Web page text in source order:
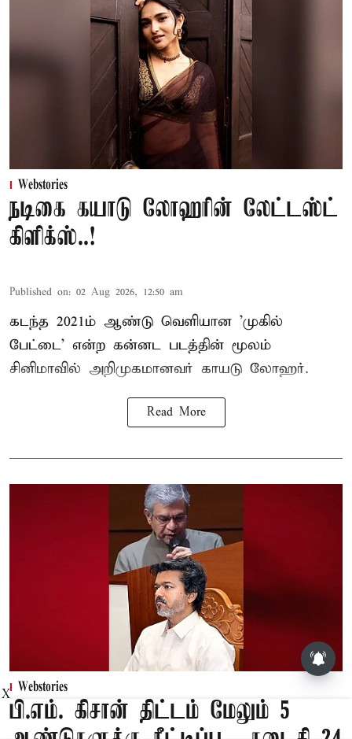
Webstories
நடிகை கயாடு லோஹரின் லேட்டஸ்ட்
கிளிக்ஸ்..!
Published on: 02 Aug 2026, 12:50 am
கடந்த 2021ம் ஆண்டு வெளியான 'முகில்
பேட்டை' என்ற கன்னட படத்தின் மூலம்
சினிமாவில் அறிமுகமானவர் காயடு லோஹர்.
Read More
Webstories
பி.எம். கிசான் திட்டம் மேலும் 5
X